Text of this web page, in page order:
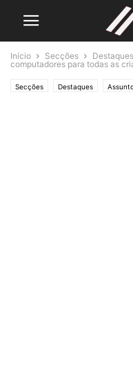
Início Secções Destaques
computadores para todas as
Secções Destaques